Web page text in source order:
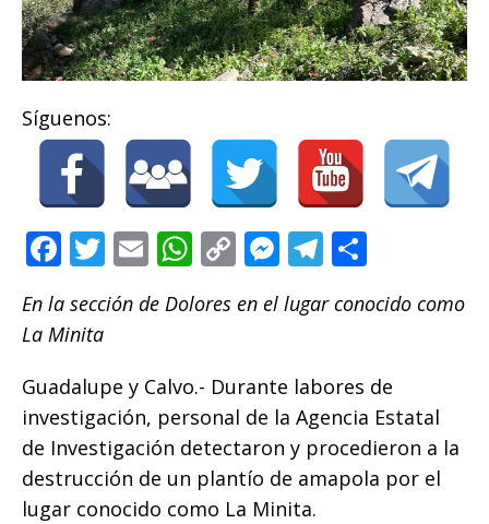
Síguenos:
F
c
e
b
o
o
k
T
w
it
r
E
m
ai
W
h
at
A
p
p
C
p
Li
n
k
M
e
ss
n
g
e
r
T
e
ra
m
m
ar
ti
r
En la sección de Dolores en el lugar conocido como
La Minita
Guadalupe y Calvo.- Durante labores de
investigación, personal de la Agencia Estatal
de Investigación detectaron y procedieron a la
destrucción de un plantío de amapola por el
lugar conocido como La Minita.